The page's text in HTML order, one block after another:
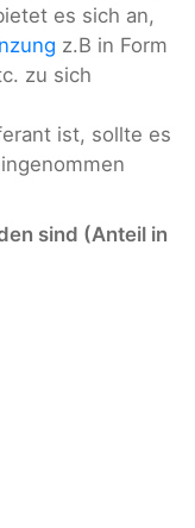
es sich an,
z.B in Form
zu sich
ist, sollte es
sind (Anteil in